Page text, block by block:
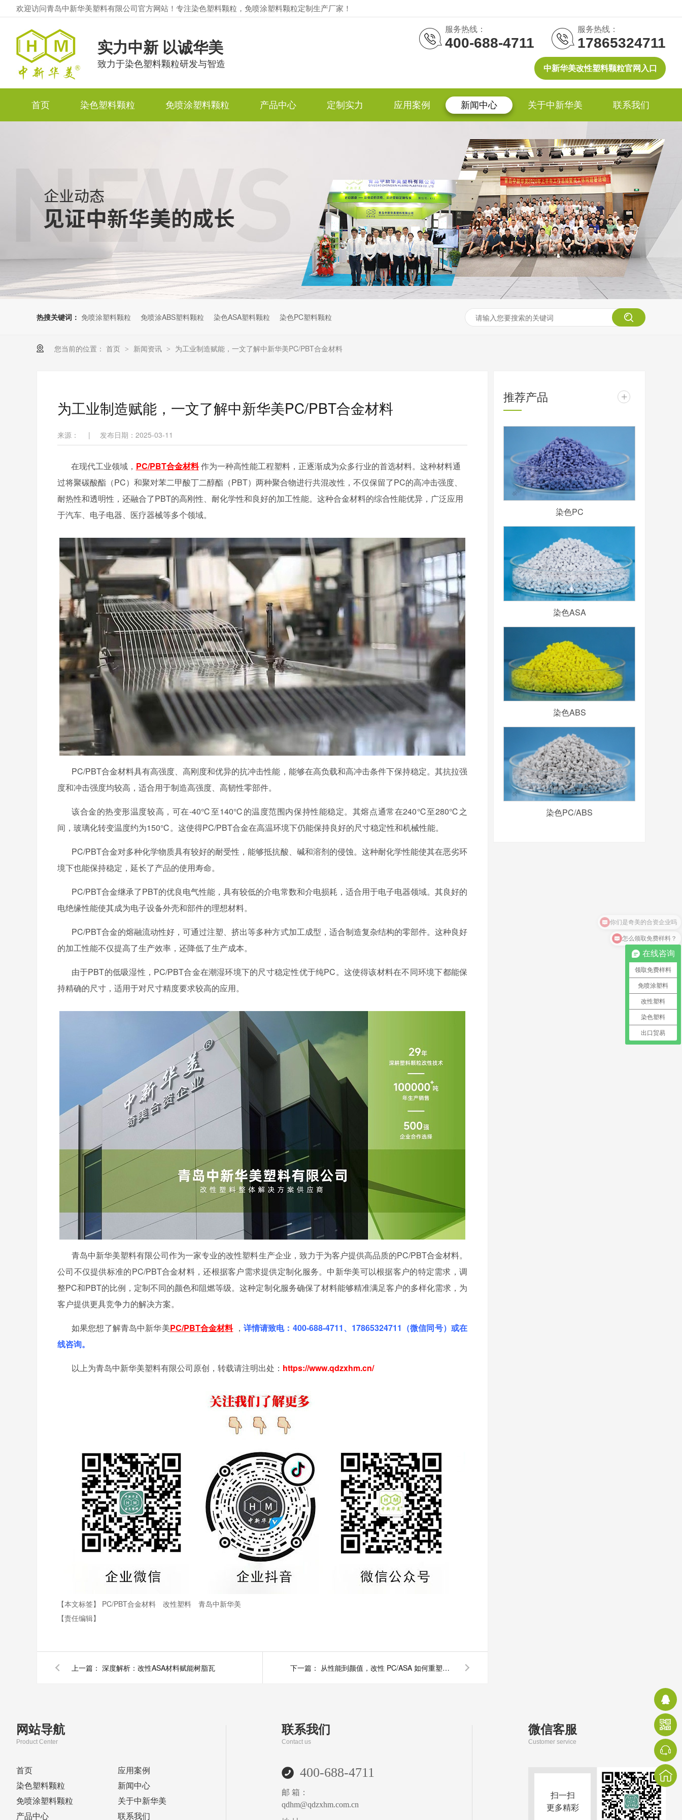
中新华美改性塑料颗粒官网入口
欢迎访问青岛中新华美塑料有限公司官方网站！专注染色塑料颗粒，免喷涂塑料颗粒定制生产厂家！
实力中新 以诚华美
致力于染色塑料颗粒研发与智造
服务热线：
400-688-4711
服务热线：
17865324711
首页 染色塑料颗粒 免喷涂塑料颗粒 产品中心 定制实力 应用案例 新闻中心 关于中新华美 联系我们
热搜关键词： 免喷涂塑料颗粒 免喷涂ABS塑料颗粒 染色ASA塑料颗粒 染色PC塑料颗粒
您当前的位置： 首页 > 新闻资讯 > 为工业制造赋能，一文了解中新华美PC/PBT合金材料
为工业制造赋能，一文了解中新华美PC/PBT合金材料
来源： | 发布日期：2025-03-11
在现代工业领域， PC/PBT合金材料作为一种高性能工程塑料，正逐渐成为众多行业的首选材料。这种材料通
过将聚碳酸酯（PC）和聚对苯二甲酸丁二醇酯（PBT）两种聚合物进行共混改性，不仅保留了PC的高冲击强度、
耐热性和透明性，还融合了PBT的高刚性、耐化学性和良好的加工性能。这种合金材料的综合性能优异，广泛应用
于汽车、电子电器、医疗器械等多个领域。
PC/PBT合金材料具有高强度、高刚度和优异的抗冲击性能，能够在高负载和高冲击条件下保持稳定。其抗拉强
度和冲击强度均较高，适合用于制造高强度、高韧性零部件。
该合金的热变形温度较高，可在-40℃至140℃的温度范围内保持性能稳定。其熔点通常在240℃至280℃之
间，玻璃化转变温度约为150℃。这使得PC/PBT合金在高温环境下仍能保持良好的尺寸稳定性和机械性能。
PC/PBT合金对多种化学物质具有较好的耐受性，能够抵抗酸、碱和溶剂的侵蚀。这种耐化学性能使其在恶劣环
境下也能保持稳定，延长了产品的使用寿命。
PC/PBT合金继承了PBT的优良电气性能，具有较低的介电常数和介电损耗，适合用于电子电器领域。其良好的
电绝缘性能使其成为电子设备外壳和部件的理想材料。
PC/PBT合金的熔融流动性好，可通过注塑、挤出等多种方式加工成型，适合制造复杂结构的零部件。这种良好
的加工性能不仅提高了生产效率，还降低了生产成本。
由于PBT的低吸湿性，PC/PBT合金在潮湿环境下的尺寸稳定性优于纯PC。这使得该材料在不同环境下都能保
持精确的尺寸，适用于对尺寸精度要求较高的应用。
青岛中新华美塑料有限公司作为一家专业的改性塑料生产企业，致力于为客户提供高品质的PC/PBT合金材料。
公司不仅提供标准的PC/PBT合金材料，还根据客户需求提供定制化服务。中新华美可以根据客户的特定需求，调
整PC和PBT的比例，定制不同的颜色和阻燃等级。这种定制化服务确保了材料能够精准满足客户的多样化需求，为
客户提供更具竞争力的解决方案。
如果您想了解青岛中新华美PC/PBT合金材料 ， 详情请致电：400-688-4711、17865324711（微信同号）或在
线咨询。
以上为青岛中新华美塑料有限公司原创，转载请注明出处： https://www.qdzxhm.cn/
【本文标签】 PC/PBT合金材料 改性塑料
青岛中新华美
【责任编辑】
上一篇： 深度解析：改性ASA材料赋能树脂瓦 下一篇： 从性能到颜值，改性 PC/ASA 如何重塑无人机外壳
推荐产品 +
染色PC
染色ASA
染色ABS
染色PC/ABS
网站导航
Product Center
首页
应用案例
染色塑料颗粒
新闻中心
免喷涂塑料颗粒
关于中新华美
产品中心
联系我们
联系我们
Contact us
400-688-4711
邮 箱：
qdhm@qdzxhm.com.cn
微信客服
Customer service
扫一扫
更多精彩
在线咨询
领取免费样料
免喷涂塑料
改性塑料
染色塑料
出口贸易
怎么领取免费样料？